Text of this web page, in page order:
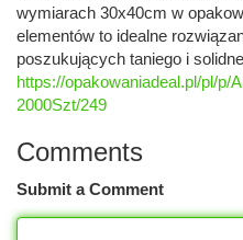
wymiarach 30x40cm w
elementów to idealne
poszukujących taniego i
https://opakowaniadeal.pl/pl/p/
2000Szt/249
Comments
Submit a Comment